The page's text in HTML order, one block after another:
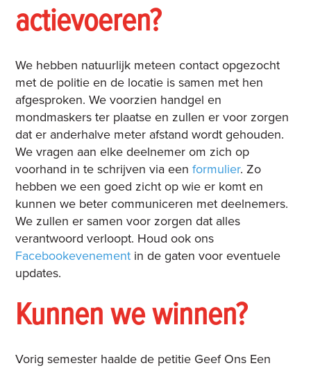
actievoeren?
We hebben natuurlijk meteen contact opgezocht
met de politie en de locatie is samen met hen
afgesproken. We voorzien handgel en
mondmaskers ter plaatse en zullen er voor zorgen
dat er anderhalve meter afstand wordt gehouden.
We vragen aan elke deelnemer om zich op
voorhand in te schrijven via eenformulier. Zo
hebben we een goed zicht op wie er komt en
kunnen we beter communiceren met deelnemers.
We zullen er samen voor zorgen dat alles
verantwoord verloopt. Houd ook ons
Facebookevenement in de gaten voor eventuele
updates.
Kunnen we winnen?
Vorig semester haalde de petitie Geef Ons Een